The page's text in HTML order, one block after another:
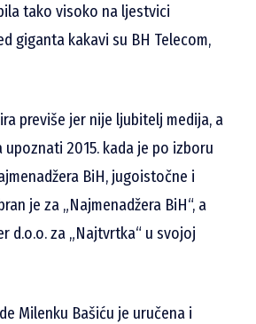
tako visoko na ljestvici
giganta kakavi su BH Telecom,
previše jer nije ljubitelj medija, a
2015. kada je po izboru
BiH, jugoistočne i
je za „Najmenadžera BiH“, a
d.o.o. za „Najtvrtka“ u svojoj
Milenku Bašiću je uručena i